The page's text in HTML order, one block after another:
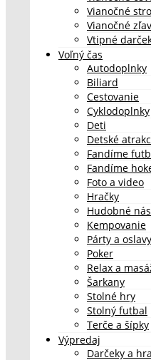
Vianočné
Vianočné
Vtipné
Voľný čas
Autodoplnky
Biliard
Cestovanie
Cyklodoplnky
Deti
Detské
Fandíme
Fandíme
Foto a video
Hračky
Hudobné
Kempovanie
Párty a oslavy
Poker
Relax a
Šarkany
Stolné hry
Stolný futbal
Terče a šípky
Výpredaj
Darčeky a